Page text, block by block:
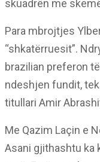
skuadrën me
Para mbrojtjes
“shkatërruesit”.
brazilian preferon
ndeshjen fundit,
titullari Amir
Me Qazim Laçin e
Asani gjithashtu ka